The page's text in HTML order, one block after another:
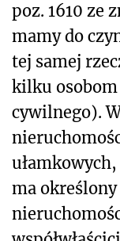
poz. 1610 ze
mamy do
tej samej
kilku osobom
cywilnego).
ma określony